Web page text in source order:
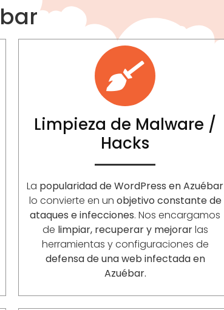
Limpieza de Malware /
Hacks
La popularidad de WordPress en Azuébar
lo convierte en un objetivo constante de
ataques e infecciones. Nos encargamos
de limpiar, recuperar y mejorarlas
herramientas y configuraciones de
defensa de una web infectada en
Azuébar.